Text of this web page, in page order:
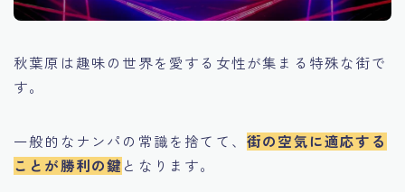
秋葉原は趣味の世界を愛する女性が集まる特殊な街で
す。
一般的なナンパの常識を捨てて、 街の空気に適応する
ことが勝利の鍵となります。